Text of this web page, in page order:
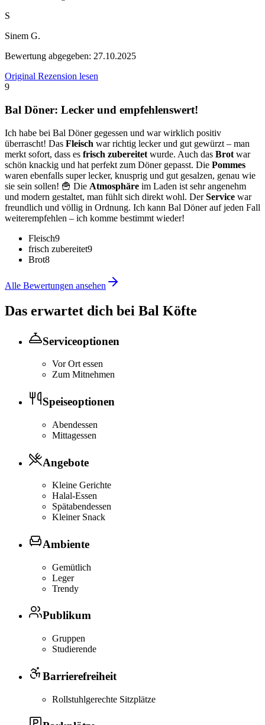
S
Sinem G.
Bewertung abgegeben: 27.10.2025
Original Rezension lesen
9
Bal Döner: Lecker und empfehlenswert!
Ich habe bei Bal Döner gegessen und war wirklich positiv
überrascht! Das Fleisch war richtig lecker und gut gewürzt – man
merkt sofort, dass es frisch zubereitet wurde. Auch das Brot war
schön knackig und hat perfekt zum Döner gepasst. Die Pommes
waren ebenfalls super lecker, knusprig und gut gesalzen, genau wie
sie sein sollen! 🍟 Die Atmosphäre im Laden ist sehr angenehm
und modern gestaltet, man fühlt sich direkt wohl. DerService war
freundlich und völlig in Ordnung. Ich kann Bal Döner auf jeden Fall
weiterempfehlen – ich komme bestimmt wieder!
Fleisch9
frisch zubereitet9
Brot8
Alle Bewertungen ansehen
Das erwartet dich bei Bal Köfte
Serviceoptionen
Vor Ort essen
Zum Mitnehmen
Speiseoptionen
Abendessen
Mittagessen
Angebote
Kleine Gerichte
Halal-Essen
Spätabendessen
Kleiner Snack
Ambiente
Gemütlich
Leger
Trendy
Publikum
Gruppen
Studierende
Barrierefreiheit
Rollstuhlgerechte Sitzplätze